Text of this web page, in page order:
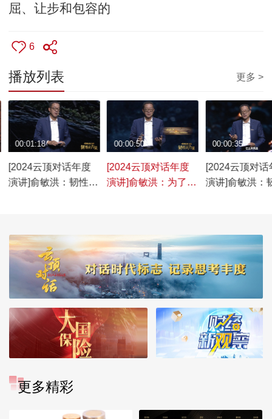
屈、让步和包容的
6
播放列表 更多 >
[2024云顶对话年度
演讲]俞敏洪：韧性是
00:01:18
[2024云顶对话年度
演讲]俞敏洪：为了大
00:00:50
[2024云顶对话
演讲]俞敏洪：
00:00:35
更多精彩